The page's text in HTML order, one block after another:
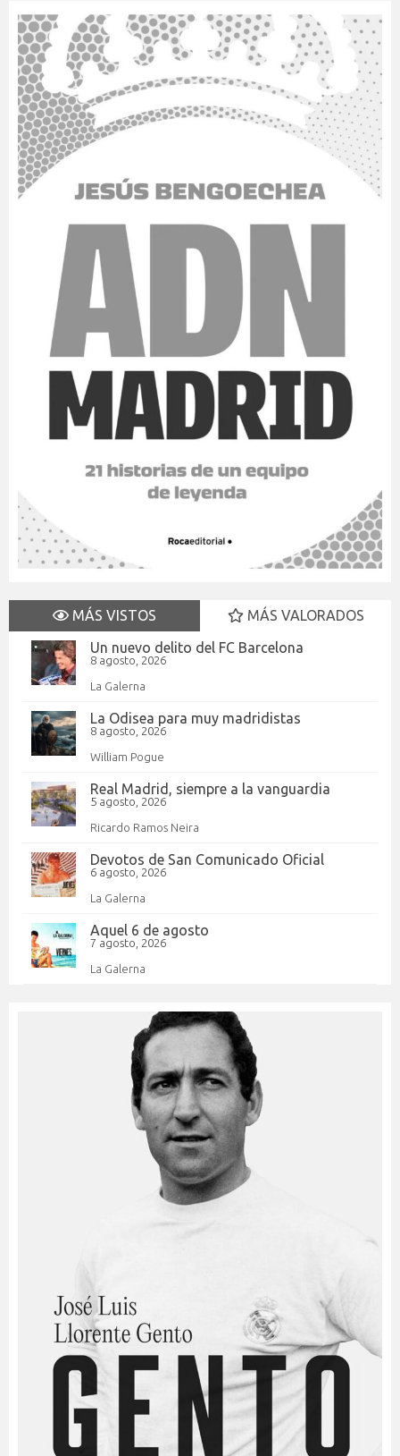
MÁS VISTOS
MÁS VALORADOS
Un nuevo delito del FC Barcelona
8 agosto, 2026
La Galerna
La Odisea para muy madridistas
8 agosto, 2026
William Pogue
Real Madrid, siempre a la vanguardia
5 agosto, 2026
Ricardo Ramos Neira
Devotos de San Comunicado Oficial
6 agosto, 2026
La Galerna
Aquel 6 de agosto
7 agosto, 2026
La Galerna